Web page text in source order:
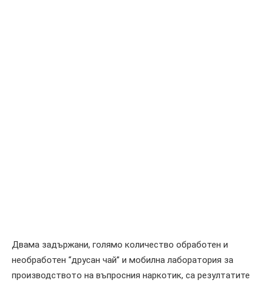
Двама задържани, голямо количество обработен и
необработен “друсан чай” и мобилна лаборатория за
производството на въпросния наркотик, са резултатите